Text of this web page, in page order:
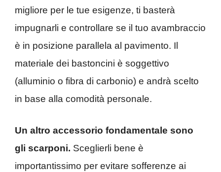
migliore per le tue esigenze, ti basterà
impugnarli e controllare se il tuo avambraccio
è in posizione parallela al pavimento. Il
materiale dei bastoncini è soggettivo
(alluminio o fibra di carbonio) e andrà scelto
in base alla comodità personale.
Un altro accessorio fondamentale sono
gli scarponi. Sceglierli bene è
importantissimo per evitare sofferenze ai